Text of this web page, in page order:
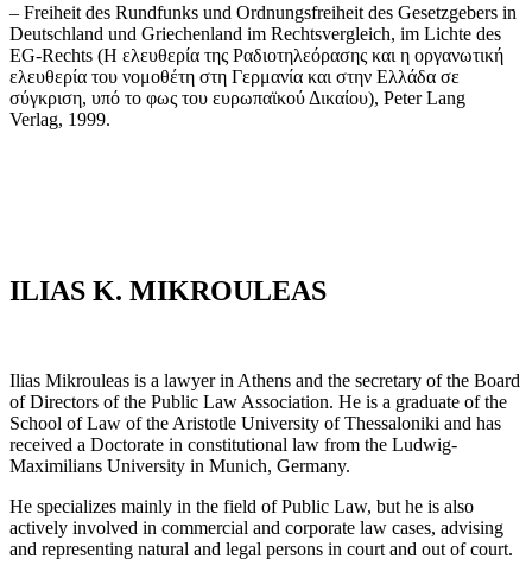
– Freiheit des Rundfunks und Ordnungsfreiheit des Gesetzgebers in
Deutschland und Griechenland im Rechtsvergleich, im Lichte des
EG-Rechts (Η ελευθερία της Ραδιοτηλεόρασης και η οργανωτική
ελευθερία του νομοθέτη στη Γερμανία και στην Ελλάδα σε
σύγκριση, υπό το φως του ευρωπαϊκού Δικαίου), Peter Lang
Verlag, 1999.
ILIAS K. MIKROULEAS
Ilias Mikrouleas is a lawyer in Athens and the secretary of the Board
of Directors of the Public Law Association. He is a graduate of the
School of Law of the Aristotle University of Thessaloniki and has
received a Doctorate in constitutional law from the Ludwig-
Maximilians University in Munich, Germany.
He specializes mainly in the field of Public Law, but he is also
actively involved in commercial and corporate law cases, advising
and representing natural and legal persons in court and out of court.